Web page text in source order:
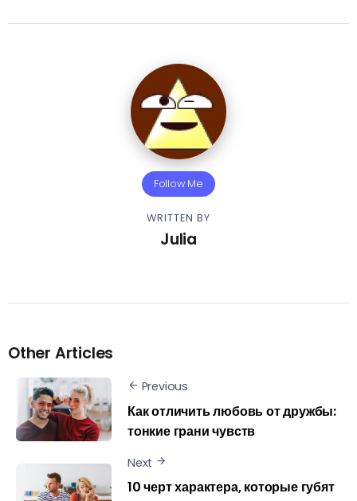
Follow Me
WRITTEN BY
Julia
Other Articles
Previous
Как отличить любовь от дружбы:
тонкие грани чувств
Next
10 черт характера, которые губят